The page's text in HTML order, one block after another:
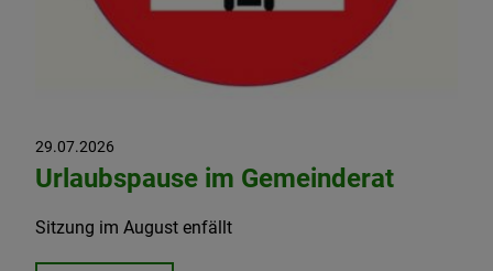
29.07.2026
Urlaubspause im Gemeinderat
Sitzung im August enfällt